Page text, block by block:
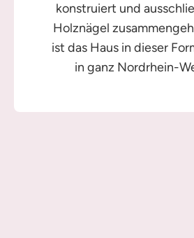
konstruiert und
Holznägel
ist das Haus in dieser
in ganz Nordrhein-